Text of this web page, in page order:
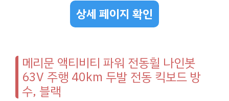
상세 페이지 확인
메리문 액티비티 파워 전동휠 나인봇
63V 주행 40km 두발 전동 킥보드 방
수, 블랙